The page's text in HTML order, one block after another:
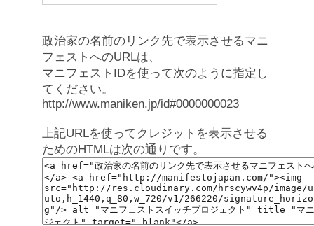
政治家の名前のリンク先で表示させるマニ
フェストへのURLは、
マニフェストIDを使って次のように指定し
てください。
http://www.maniken.jp/id#0000000023
上記URLを使ってクレジットを表示させる
ためのHTMLは次の通りです。